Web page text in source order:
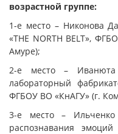
возрастной группе:
1-е место – Никонова
«THE NORTH BELT»,
Амуре);
2-е место – Иванюта
лабораторный
ФГБОУ ВО «КнАГУ» (г.
3-е место – Ильченко
распознавания